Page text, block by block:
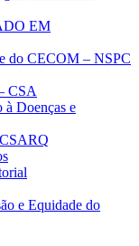
EM
do CECOM – NSPC
CSA
à Doenças e
e Equidade do